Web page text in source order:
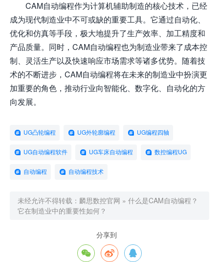
CAM自动编程作为计算机辅助制造的核心技术，已经
成为现代制造业中不可或缺的重要工具。它通过自动化、
优化和仿真等手段，极大地提升了生产效率、加工精度和
产品质量。同时，CAM自动编程也为制造业带来了成本控
制、灵活生产以及快速响应市场需求等诸多优势。随着技
术的不断进步，CAM自动编程将在未来的制造业中扮演更
加重要的角色，推动行业向智能化、数字化、自动化的方
向发展。
UG凸轮编程 UG外轮廓编程 UG编程四轴
UG自动编程软件 UG车床自动编程 数控编程UG
自动编程 自动编程技术
未经允许不得转载： 麟思数控官网 » 什么是CAM自动编程？
它在制造业中的重要性如何？
分享到
  